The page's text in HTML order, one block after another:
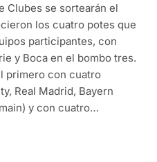
Clubes se sortearán el
los cuatro potes que
participantes, con
y Boca en el bombo tres.
primero con cuatro
Real Madrid, Bayern
y con cuatro…